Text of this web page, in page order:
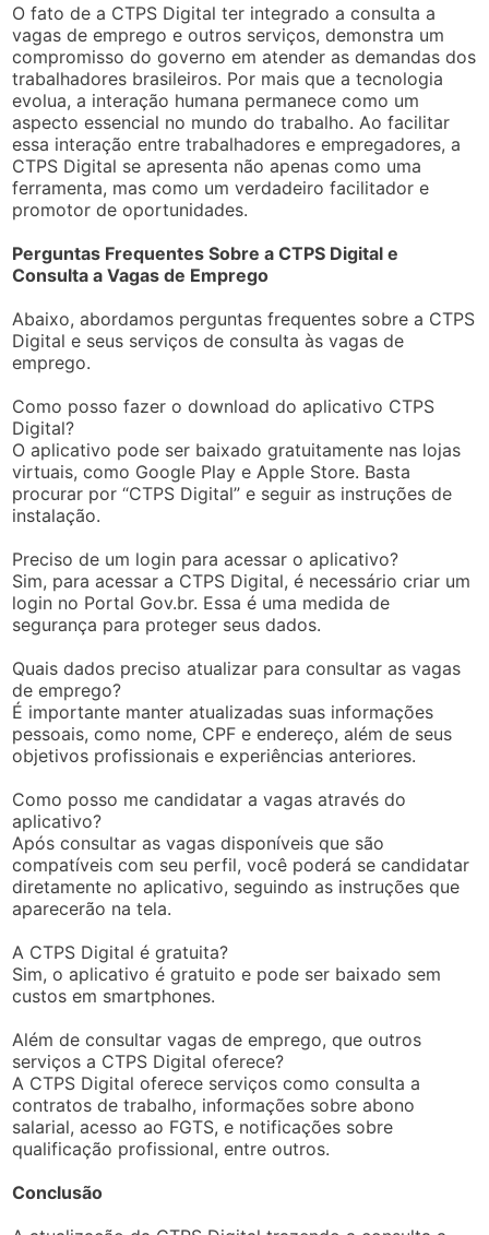
O fato de a CTPS Digital ter integrado a consulta a
vagas de emprego e outros serviços, demonstra um
compromisso do governo em atender as demandas dos
trabalhadores brasileiros. Por mais que a tecnologia
evolua, a interação humana permanece como um
aspecto essencial no mundo do trabalho. Ao facilitar
essa interação entre trabalhadores e empregadores, a
CTPS Digital se apresenta não apenas como uma
ferramenta, mas como um verdadeiro facilitador e
promotor de oportunidades.
Perguntas Frequentes Sobre a CTPS Digital e
Consulta a Vagas de Emprego
Abaixo, abordamos perguntas frequentes sobre a CTPS
Digital e seus serviços de consulta às vagas de
emprego.
Como posso fazer o download do aplicativo CTPS
Digital?
O aplicativo pode ser baixado gratuitamente nas lojas
virtuais, como Google Play e Apple Store. Basta
procurar por “CTPS Digital” e seguir as instruções de
instalação.
Preciso de um login para acessar o aplicativo?
Sim, para acessar a CTPS Digital, é necessário criar um
login no Portal Gov.br. Essa é uma medida de
segurança para proteger seus dados.
Quais dados preciso atualizar para consultar as vagas
de emprego?
É importante manter atualizadas suas informações
pessoais, como nome, CPF e endereço, além de seus
objetivos profissionais e experiências anteriores.
Como posso me candidatar a vagas através do
aplicativo?
Após consultar as vagas disponíveis que são
compatíveis com seu perfil, você poderá se candidatar
diretamente no aplicativo, seguindo as instruções que
aparecerão na tela.
A CTPS Digital é gratuita?
Sim, o aplicativo é gratuito e pode ser baixado sem
custos em smartphones.
Além de consultar vagas de emprego, que outros
serviços a CTPS Digital oferece?
A CTPS Digital oferece serviços como consulta a
contratos de trabalho, informações sobre abono
salarial, acesso ao FGTS, e notificações sobre
qualificação profissional, entre outros.
Conclusão